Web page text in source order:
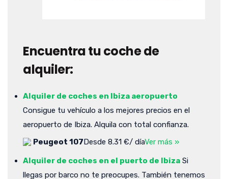
Encuentra tu coche de
alquiler:
Alquiler de coches en Ibiza aeropuerto
Consigue tu vehículo a los mejores precios en el
aeropuerto de Ibiza. Alquila con total confianza.
Peugeot 107Desde 8.31 €/ díaVer más »
Alquiler de coches en el puerto de Ibiza Si
llegas por barco no te preocupes. También tenemos